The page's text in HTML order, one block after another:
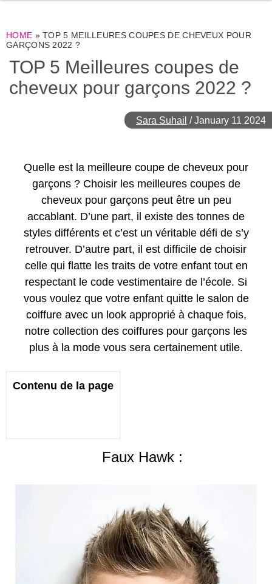
HOME »TOP 5 MEILLEURES COUPES DE CHEVEUX POUR
GARÇONS 2022 ?
TOP 5 Meilleures coupes de
cheveux pour garçons 2022 ?
Sara Suhail /January 11 2024
Quelle est la meilleure coupe de cheveux pour
garçons ? Choisir les meilleures coupes de
cheveux pour garçons peut être un peu
accablant. D’une part, il existe des tonnes de
styles différents et c’est un véritable défi de s’y
retrouver. D’autre part, il est difficile de choisir
celle qui flatte les traits de votre enfant tout en
respectant le code vestimentaire de l’école. Si
vous voulez que votre enfant quitte le salon de
coiffure avec un look approprié à chaque fois,
notre collection des coiffures pour garçons les
plus à la mode vous sera certainement utile.
Contenu de la page
Faux Hawk :